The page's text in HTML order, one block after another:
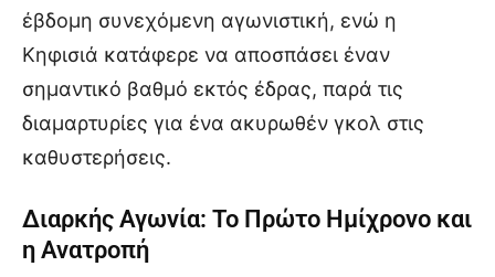
έβδομη συνεχόμενη αγωνιστική, ενώ η
Κηφισιά κατάφερε να αποσπάσει έναν
σημαντικό βαθμό εκτός έδρας, παρά τις
διαμαρτυρίες για ένα ακυρωθέν γκολ στις
καθυστερήσεις.
Διαρκής Αγωνία: Το Πρώτο Ημίχρονο και
η Ανατροπή